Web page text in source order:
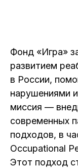
Фонд «Игра»
развитием
в России,
нарушениями
миссия —
современных
подходов, в
Occupational
Этот подход